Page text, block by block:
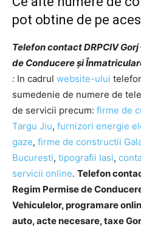
pot obtine de pe
Telefon contact DRPCIV
de Conducere și
: In cadrul website-ului
sumedenie de numere de
de servicii precum: firme de
Targu Jiu, furnizori energie
gaze, firme de constructii
Bucuresti, tipografii Iasi,
servicii online. Telefon
Regim Permise de
Vehiculelor, programare
auto, acte necesare, taxe